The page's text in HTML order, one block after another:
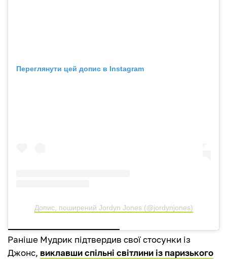
Переглянути цей допис в Instagram
Допис, поширений Jordyn Jones (@jordynjones)
Раніше Мудрик підтвердив свої стосунки із
Джонс, виклавши спільні світлини із паризького